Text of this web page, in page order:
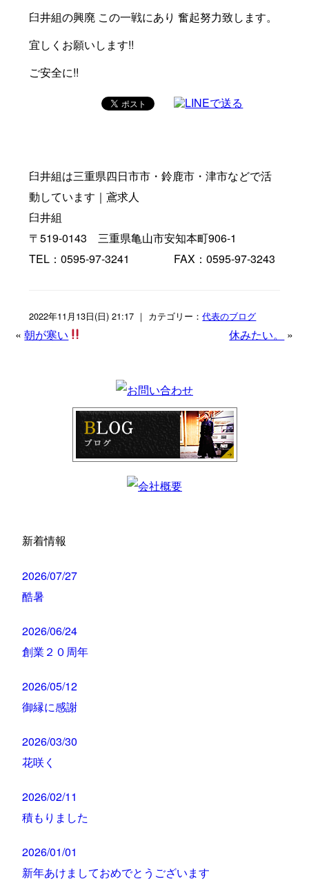
臼井組の興廃 この一戦にあり 奮起努力致します。
宜しくお願いします!!
ご安全に!!
臼井組は三重県四日市市・鈴鹿市・津市などで活
動しています｜鳶求人
臼井組
〒519-0143 三重県亀山市安知本町906-1
TEL：0595-97-3241 FAX：0595-97-3243
2022年11月13日(日) 21:17 ｜ カテゴリー：代表のブログ
«朝が寒い 休みたい。 »
新着情報
2026/07/27
酷暑
2026/06/24
創業２０周年
2026/05/12
御縁に感謝
2026/03/30
花咲く
2026/02/11
積もりました
2026/01/01
新年あけましておめでとうございます